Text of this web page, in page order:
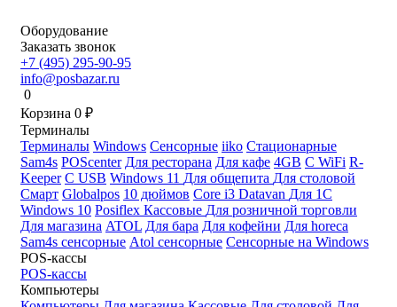
Оборудование
Заказать звонок
+7 (495) 295-90-95
info@posbazar.ru
0
Корзина 0 ₽
Терминалы
Терминалы Windows Сенсорные iiko Стационарные
Sam4s POScenter Для ресторана Для кафе 4GB С WiFi R-
Keeper С USB Windows 11 Для общепита Для столовой
Смарт Globalpos 10 дюймов Core i3 Datavan Для 1С
Windows 10 Posiflex Кассовые Для розничной торговли
Для магазина ATOL Для бара Для кофейни Для horeca
Sam4s сенсорные Atol сенсорные Сенсорные на Windows
POS-кассы
POS-кассы
Компьютеры